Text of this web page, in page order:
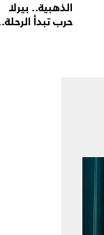
الذهبية.. بيرلا
حرب تبدأ